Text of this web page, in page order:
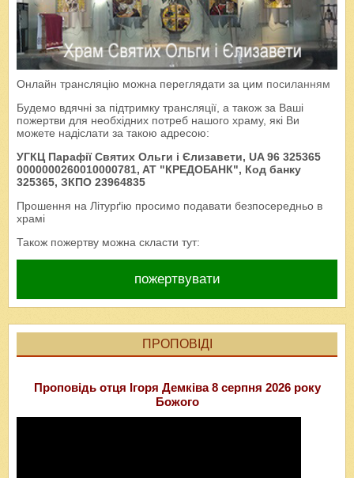
Онлайн трансляцію можна переглядати за цим посиланням
Будемо вдячні за підтримку трансляції, а також за Ваші
пожертви для необхідних потреб нашого храму, які Ви
можете надіслати за такою адресою:
УГКЦ Парафії Святих Ольги і Єлизавети, UA 96 325365
0000000260010000781, AT "КРЕДОБАНК", Код банку
325365, ЗКПО 23964835
Прошення на Літурґію просимо подавати безпосередньо в
храмі
Також пожертву можна скласти тут:
пожертвувати
ПРОПОВІДІ
Проповідь отця Ігоря Демківа 8 серпня 2026 року
Божого